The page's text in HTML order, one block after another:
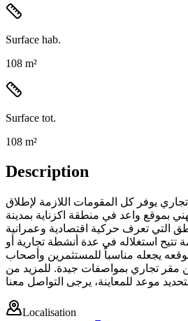
Surface hab.
108 m²
Surface tot.
108 m²
Description
يوفر كل المقومات اللازمة لإطلاق
بموقع واعد في منطقة اكزناية بمدينة
التي تعرف حركية اقتصادية وعمرانية
تتيح استغلاله في عدة أنشطة تجارية أو
يجعله مناسباً للمستثمرين وأصحاب
مقر تجاري بمواصفات جيدة. للمزيد من
Localisation